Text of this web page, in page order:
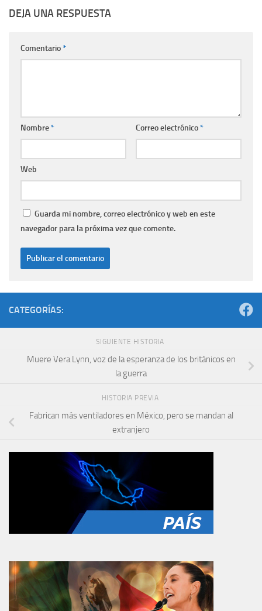
DEJA UNA RESPUESTA
Comentario*
Nombre* Correo electrónico*
Web
Guarda mi nombre, correo electrónico y web en este
navegador para la próxima vez que comente.
CATEGORÍAS:
SIGUIENTE HISTORIA
Muere Vera Lynn, voz de la esperanza de los británicos en
la guerra
HISTORIA PREVIA
Fabrican más ventiladores en México, pero se mandan al
extranjero